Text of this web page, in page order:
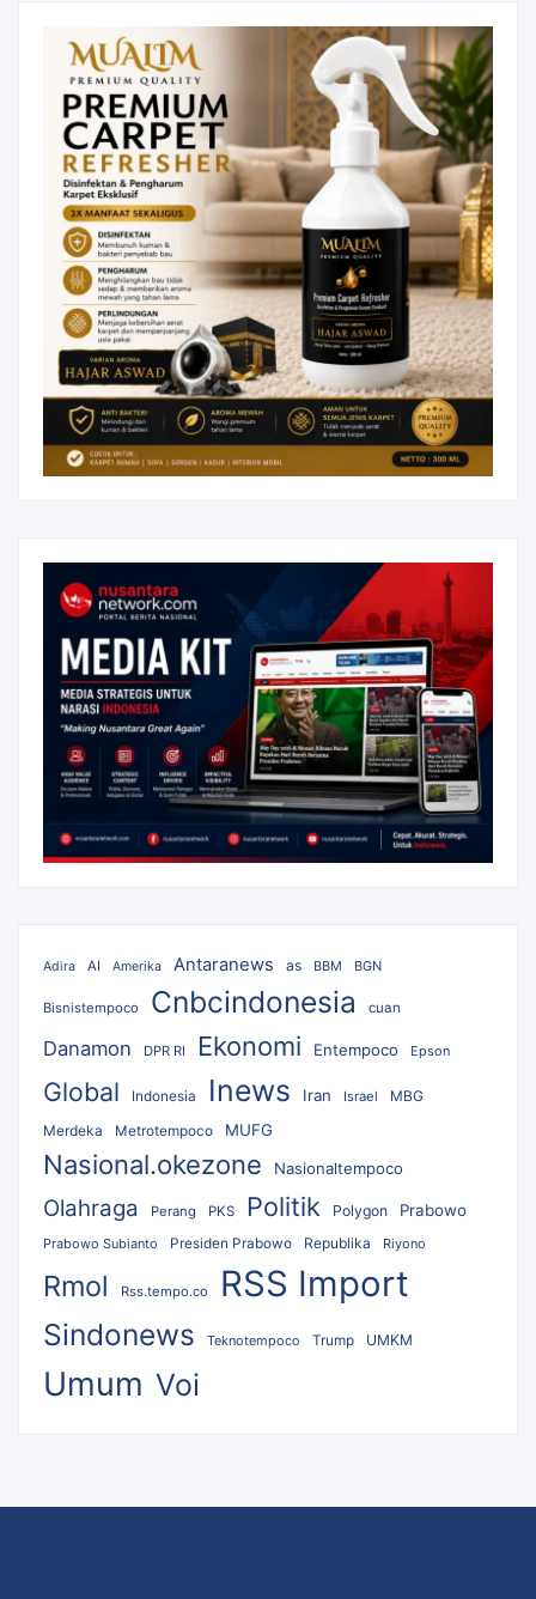
Adira AI Amerika Antaranews as BBM BGN
Bisnistempoco Cnbcindonesia cuan
Danamon DPR RI Ekonomi Entempoco Epson
Global Indonesia Inews Iran Israel
MBG
Merdeka
Metrotempoco MUFG
Nasional.okezone Nasionaltempoco
Olahraga Perang PKS Politik Polygon Prabowo
Prabowo Subianto Presiden Prabowo Republika Riyono
Rmol Rss.tempo.co RSS Import
Sindonews Teknotempoco Trump UMKM
Umum Voi